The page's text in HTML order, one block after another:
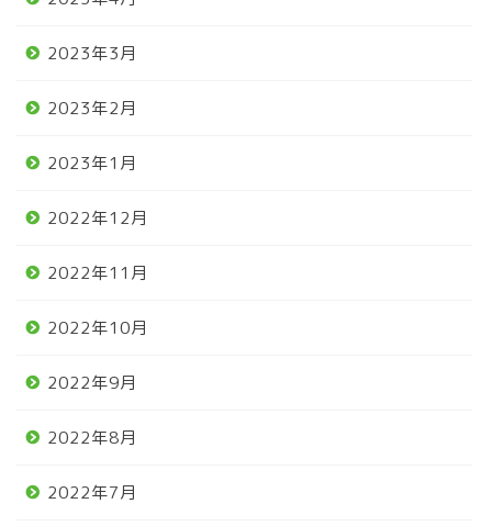
2023年3月
2023年2月
2023年1月
2022年12月
2022年11月
2022年10月
2022年9月
2022年8月
2022年7月